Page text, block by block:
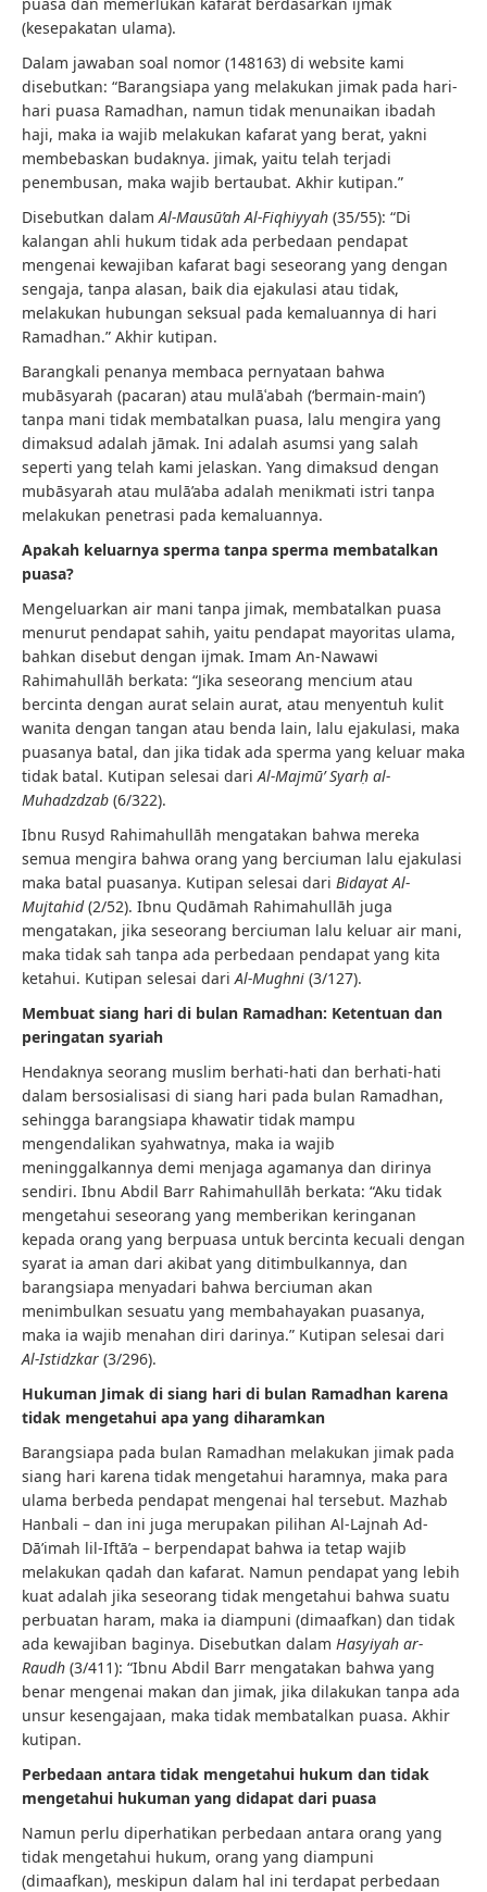
(kesepakatan ulama).
Dalam jawaban soal nomor (148163) di website kami
disebutkan: “Barangsiapa yang melakukan jimak pada hari-
hari puasa Ramadhan, namun tidak menunaikan ibadah
haji, maka ia wajib melakukan kafarat yang berat, yakni
membebaskan budaknya. jimak, yaitu telah terjadi
penembusan, maka wajib bertaubat. Akhir kutipan.”
Disebutkan dalamAl-Mausū’ah Al-Fiqhiyyah (35/55): “Di
kalangan ahli hukum tidak ada perbedaan pendapat
mengenai kewajiban kafarat bagi seseorang yang dengan
sengaja, tanpa alasan, baik dia ejakulasi atau tidak,
melakukan hubungan seksual pada kemaluannya di hari
Ramadhan.” Akhir kutipan.
Barangkali penanya membaca pernyataan bahwa
mubāsyarah (pacaran) atau mulāʿabah (‘bermain-main’)
tanpa mani tidak membatalkan puasa, lalu mengira yang
dimaksud adalah jāmak. Ini adalah asumsi yang salah
seperti yang telah kami jelaskan. Yang dimaksud dengan
mubāsyarah atau mulā’aba adalah menikmati istri tanpa
melakukan penetrasi pada kemaluannya.
Apakah keluarnya sperma tanpa sperma membatalkan
puasa?
Mengeluarkan air mani tanpa jimak, membatalkan puasa
menurut pendapat sahih, yaitu pendapat mayoritas ulama,
bahkan disebut dengan ijmak. Imam An-Nawawi
Rahimahullāh berkata: “Jika seseorang mencium atau
bercinta dengan aurat selain aurat, atau menyentuh kulit
wanita dengan tangan atau benda lain, lalu ejakulasi, maka
puasanya batal, dan jika tidak ada sperma yang keluar maka
tidak batal. Kutipan selesai dariAl-Majmū’ Syarḥ al-
Muhadzdzab (6/322).
Ibnu Rusyd Rahimahullāh mengatakan bahwa mereka
semua mengira bahwa orang yang berciuman lalu ejakulasi
maka batal puasanya. Kutipan selesai dari Bidayat Al-
Mujtahid(2/52). Ibnu Qudāmah Rahimahullāh juga
mengatakan, jika seseorang berciuman lalu keluar air mani,
maka tidak sah tanpa ada perbedaan pendapat yang kita
ketahui. Kutipan selesai dariAl-Mughni (3/127).
Membuat siang hari di bulan Ramadhan: Ketentuan dan
peringatan syariah
Hendaknya seorang muslim berhati-hati dan berhati-hati
dalam bersosialisasi di siang hari pada bulan Ramadhan,
sehingga barangsiapa khawatir tidak mampu
mengendalikan syahwatnya, maka ia wajib
meninggalkannya demi menjaga agamanya dan dirinya
sendiri. Ibnu Abdil Barr Rahimahullāh berkata: “Aku tidak
mengetahui seseorang yang memberikan keringanan
kepada orang yang berpuasa untuk bercinta kecuali dengan
syarat ia aman dari akibat yang ditimbulkannya, dan
barangsiapa menyadari bahwa berciuman akan
menimbulkan sesuatu yang membahayakan puasanya,
maka ia wajib menahan diri darinya.” Kutipan selesai dari
Al-Istidzkar (3/296).
Hukuman Jimak di siang hari di bulan Ramadhan karena
tidak mengetahui apa yang diharamkan
Barangsiapa pada bulan Ramadhan melakukan jimak pada
siang hari karena tidak mengetahui haramnya, maka para
ulama berbeda pendapat mengenai hal tersebut. Mazhab
Hanbali – dan ini juga merupakan pilihan Al-Lajnah Ad-
Dā’imah lil-Iftā’a – berpendapat bahwa ia tetap wajib
melakukan qadah dan kafarat. Namun pendapat yang lebih
kuat adalah jika seseorang tidak mengetahui bahwa suatu
perbuatan haram, maka ia diampuni (dimaafkan) dan tidak
ada kewajiban baginya. Disebutkan dalam Hasyiyah ar-
Raudh (3/411): “Ibnu Abdil Barr mengatakan bahwa yang
benar mengenai makan dan jimak, jika dilakukan tanpa ada
unsur kesengajaan, maka tidak membatalkan puasa. Akhir
kutipan.
Perbedaan antara tidak mengetahui hukum dan tidak
mengetahui hukuman yang didapat dari puasa
Namun perlu diperhatikan perbedaan antara orang yang
tidak mengetahui hukum, orang yang diampuni
(dimaafkan), meskipun dalam hal ini terdapat perbedaan